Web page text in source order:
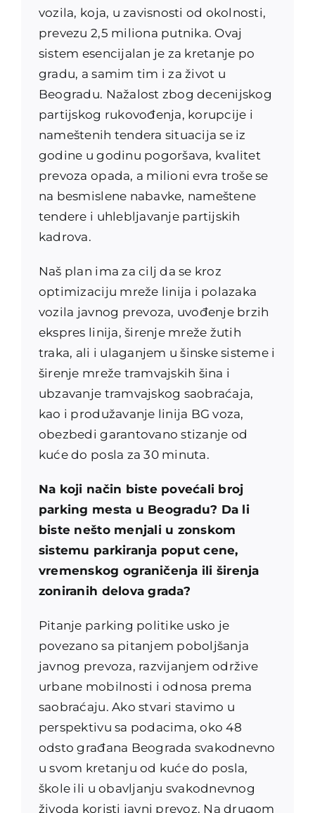
vozila, koja, u zavisnosti od okolnosti,
prevezu 2,5 miliona putnika. Ovaj
sistem esencijalan je za kretanje po
gradu, a samim tim i za život u
Beogradu. Nažalost zbog decenijskog
partijskog rukovođenja, korupcije i
nameštenih tendera situacija se iz
godine u godinu pogoršava, kvalitet
prevoza opada, a milioni evra troše se
na besmislene nabavke, nameštene
tendere i uhlebljavanje partijskih
kadrova.
Naš plan ima za cilj da se kroz
optimizaciju mreže linija i polazaka
vozila javnog prevoza, uvođenje brzih
ekspres linija, širenje mreže žutih
traka, ali i ulaganjem u šinske sisteme i
širenje mreže tramvajskih šina i
ubzavanje tramvajskog saobraćaja,
kao i produžavanje linija BG voza,
obezbedi garantovano stizanje od
kuće do posla za 30 minuta.
Na koji način biste povećali broj
parking mesta u Beogradu? Da li
biste nešto menjali u zonskom
sistemu parkiranja poput cene,
vremenskog ograničenja ili širenja
zoniranih delova grada?
Pitanje parking politike usko je
povezano sa pitanjem poboljšanja
javnog prevoza, razvijanjem održive
urbane mobilnosti i odnosa prema
saobraćaju. Ako stvari stavimo u
perspektivu sa podacima, oko 48
odsto građana Beograda svakodnevno
u svom kretanju od kuće do posla,
škole ili u obavljanju svakodnevnog
živoda koristi javni prevoz. Na drugom